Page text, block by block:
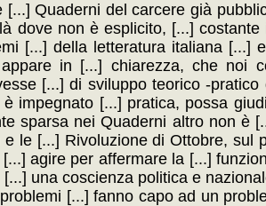
[...] Quaderni del carcere già
dove non è esplicito, [...]
[...] della letteratura italiana
in [...] chiarezza, che noi
[...] di sviluppo teorico -
impegnato [...] pratica, possa
sparsa nei Quaderni altro non è
le [...] Rivoluzione di Ottobre,
agire per affermare la [...]
una coscienza politica e
[...] fanno capo ad un